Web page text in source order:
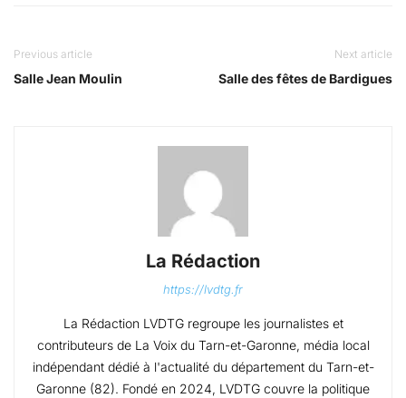
Previous article
Salle Jean Moulin
Next article
Salle des fêtes de Bardigues
La Rédaction
https://lvdtg.fr
La Rédaction LVDTG regroupe les journalistes et
contributeurs de La Voix du Tarn-et-Garonne, média local
indépendant dédié à l'actualité du département du Tarn-et-
Garonne (82). Fondé en 2024, LVDTG couvre la politique